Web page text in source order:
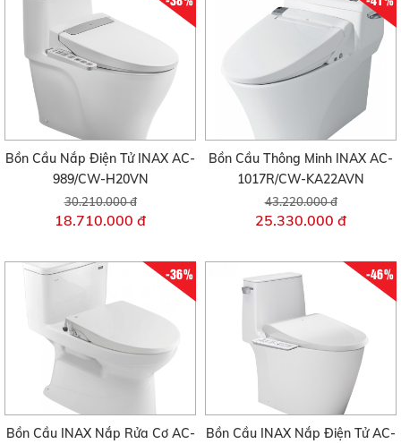
Bồn Cầu Nắp Điện Tử INAX AC-
989/CW-H20VN
30.210.000 đ
18.710.000 đ
Bồn Cầu Thông Minh INAX AC-
1017R/CW-KA22AVN
43.220.000 đ
25.330.000 đ
-36%
Bồn Cầu INAX Nắp Rửa Cơ AC-
-46%
Bồn Cầu INAX Nắp Điện Tử AC-